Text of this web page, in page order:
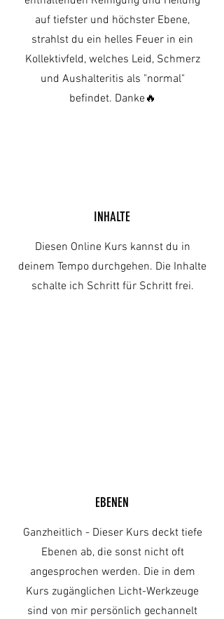
auf tiefster und höchster Ebene,
strahlst du ein helles Feuer in ein
Kollektivfeld, welches Leid, Schmerz
und Aushalteritis als "normal"
befindet. Danke🔥
INHALTE
Diesen Online Kurs kannst du in
deinem Tempo durchgehen. Die Inhalte
schalte ich Schritt für Schritt frei.
EBENEN
Ganzheitlich - Dieser Kurs deckt tiefe
Ebenen ab, die sonst nicht oft
angesprochen werden. Die in dem
Kurs zugänglichen Licht-Werkzeuge
sind von mir persönlich gechannelt